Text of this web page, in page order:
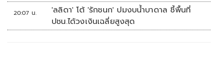
20:07 น.
'ลลิดา' โต้ 'รักชนก' ปมงบน้ำบาดาล ชี้พื้นที่
ปชน.ได้วงเงินเฉลี่ยสูงสุด